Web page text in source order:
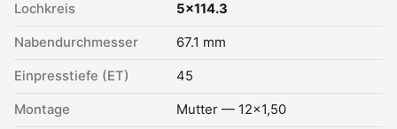
Lochkreis 5x114.3
Nabendurchmesser 67.1 mm
Einpresstiefe (ET) 45
Montage Mutter — 12x1,50